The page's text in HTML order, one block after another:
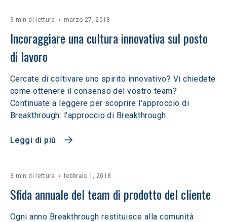
9 min di lettura marzo 27, 2018
Incoraggiare una cultura innovativa sul posto
di lavoro
Cercate di coltivare uno spirito innovativo? Vi chiedete
come ottenere il consenso del vostro team?
Continuate a leggere per scoprire l'approccio di
Breakthrough: l'approccio di Breakthrough.
Leggi di più
3 min di lettura febbraio 1, 2018
Sfida annuale del team di prodotto del cliente
Ogni anno Breakthrough restituisce alla comunità